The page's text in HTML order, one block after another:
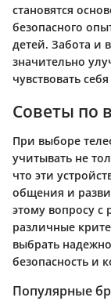
становятся
безопасного
детей. Забота и
значительно
чувствовать
Советы по
При выборе
учитывать не
что эти
общения и
этому вопросу
различные
выбрать
безопасность и
Популярные